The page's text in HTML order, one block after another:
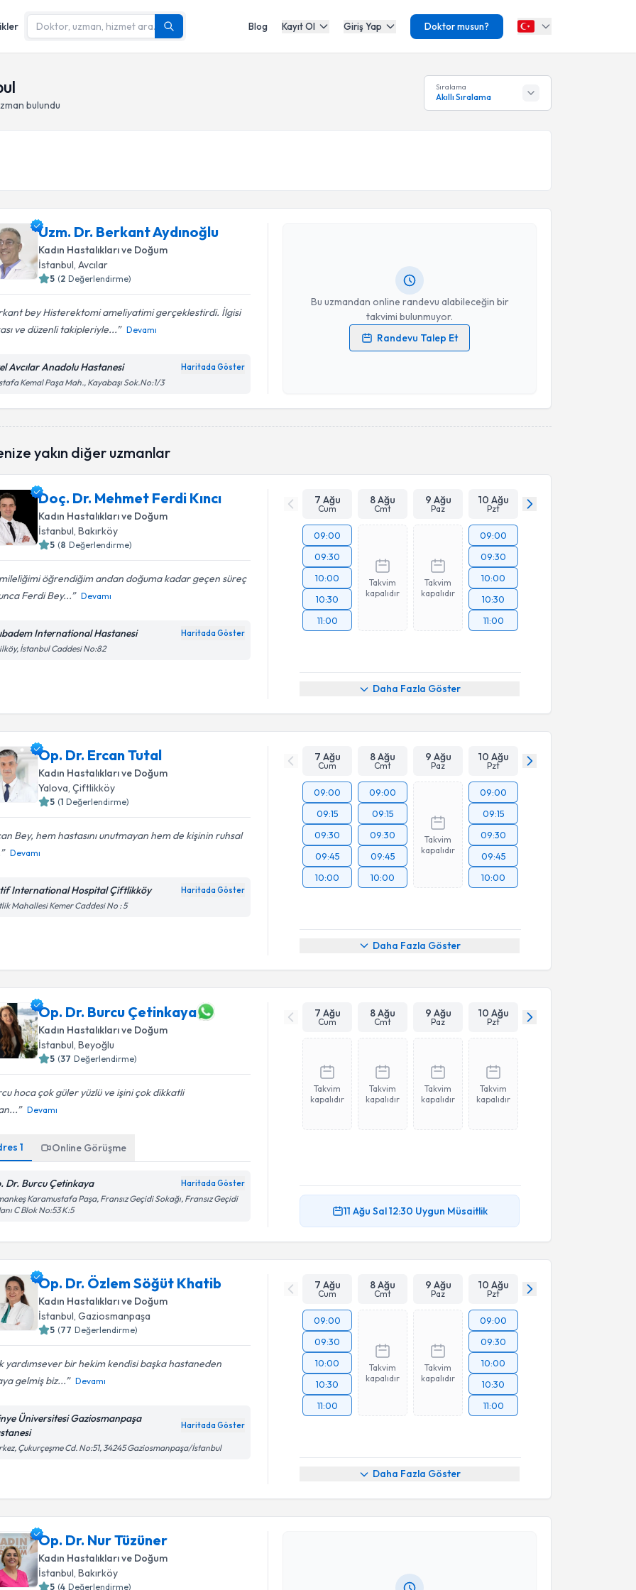
Blog Kayıt Ol Giriş Yap Doktor musun?
bulundu
Sıralama
Akıllı Sıralama
Uzm. Dr. Berkant Aydınoğlu
Kadın Hastalıkları ve Doğum
İstanbul, Avcılar
5 (2 Değerlendirme)
bey Histerektomi ameliyatimi gerçeklestirdi. İlgisi
ve düzenli takipleriyle...
Devamı
Avcılar Anadolu Hastanesi Haritada Göster
Kemal Paşa Mah., Kayabaşı Sok.No:1/3
Bu uzmandan online randevu alabileceğin bir
takvimi bulunmuyor.
Randevu Talep Et
Uzm. Dr. Berkant Aydınoğlu
Kişisel verilerimin işlenmesine ilişkinAydınlatma Metni
Takvim Talebini Gönder
yakın diğer uzmanlar
Doç. Dr. Mehmet Ferdi Kıncı
Kadın Hastalıkları ve Doğum
İstanbul, Bakırköy
5 (8 Değerlendirme)
öğrendiğim andan doğuma kadar geçen süreç
Ferdi Bey...
Devamı
International Hastanesi Haritada Göster
İstanbul Caddesi No:82
7 Ağu
Cum
8 Ağu
Cmt
9 Ağu
Paz
10 Ağu
Pzt
09:00
09:30
10:00
10:30
11:00
Takvim
kapalıdır
Takvim
kapalıdır
09:00
09:30
10:00
10:30
11:00
Daha Fazla Göster
Op. Dr. Ercan Tutal
Kadın Hastalıkları ve Doğum
Yalova , Çiftlikköy
5 (1 Değerlendirme)
Bey, hem hastasını unutmayan hem de kişinin ruhsal
Devamı
International Hospital Çiftlikköy Haritada Göster
Mahallesi Kemer Caddesi No : 5
7 Ağu
Cum
8 Ağu
Cmt
9 Ağu
Paz
10 Ağu
Pzt
09:00
09:15
09:30
09:45
10:00
09:00
09:15
09:30
09:45
10:00
Takvim
kapalıdır
09:00
09:15
09:30
09:45
10:00
Daha Fazla Göster
Op. Dr. Burcu Çetinkaya
Kadın Hastalıkları ve Doğum
İstanbul, Beyoğlu
5 (37 Değerlendirme)
hoca çok güler yüzlü ve işini çok dikkatli
Devamı
1 Online Görüşme
Dr. Burcu Çetinkaya Haritada Göster
Karamustafa Paşa, Fransız Geçidi Sokağı, Fransız Geçidi
C Blok No:53 K:5
7 Ağu
Cum
8 Ağu
Cmt
9 Ağu
Paz
10 Ağu
Pzt
Takvim
kapalıdır
Takvim
kapalıdır
Takvim
kapalıdır
Takvim
kapalıdır
11 Ağu Sal12:30 Uygun Müsaitlik
Op. Dr. Özlem Söğüt Khatib
Kadın Hastalıkları ve Doğum
İstanbul, Gaziosmanpaşa
5 (77 Değerlendirme)
yardımsever bir hekim kendisi başka hastaneden
gelmiş biz...
Devamı
Üniversitesi Gaziosmanpaşa
Haritada Göster
Çukurçeşme Cd. No:51, 34245 Gaziosmanpaşa/İstanbul
7 Ağu
Cum
8 Ağu
Cmt
9 Ağu
Paz
10 Ağu
Pzt
09:00
09:30
10:00
10:30
11:00
Takvim
kapalıdır
Takvim
kapalıdır
09:00
09:30
10:00
10:30
11:00
Daha Fazla Göster
Op. Dr. Nur Tüzüner
Kadın Hastalıkları ve Doğum
İstanbul , Bakırköy
5 (4 Değerlendirme)
Randevu Takvimi Talebi
Op. Dr. Nur Tüzüner